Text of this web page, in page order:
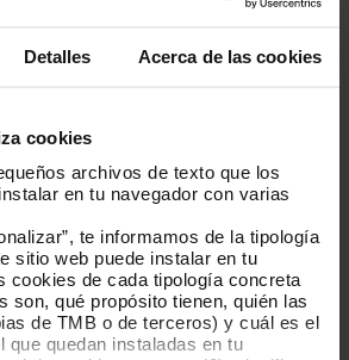
Detalles Acerca de las cookies
cookies
archivos de texto que los
en tu navegador con varias
te informamos de la tipología
sitio web puede instalar en tu
cookies de cada tipología concreta
son, qué propósito tienen, quién las
de TMB o de terceros) y cuál es el
que quedan instaladas en tu
Tarjeta anónima
tarjetas y obtener el soporte móvil
App Store
Ver todos los soportes
con